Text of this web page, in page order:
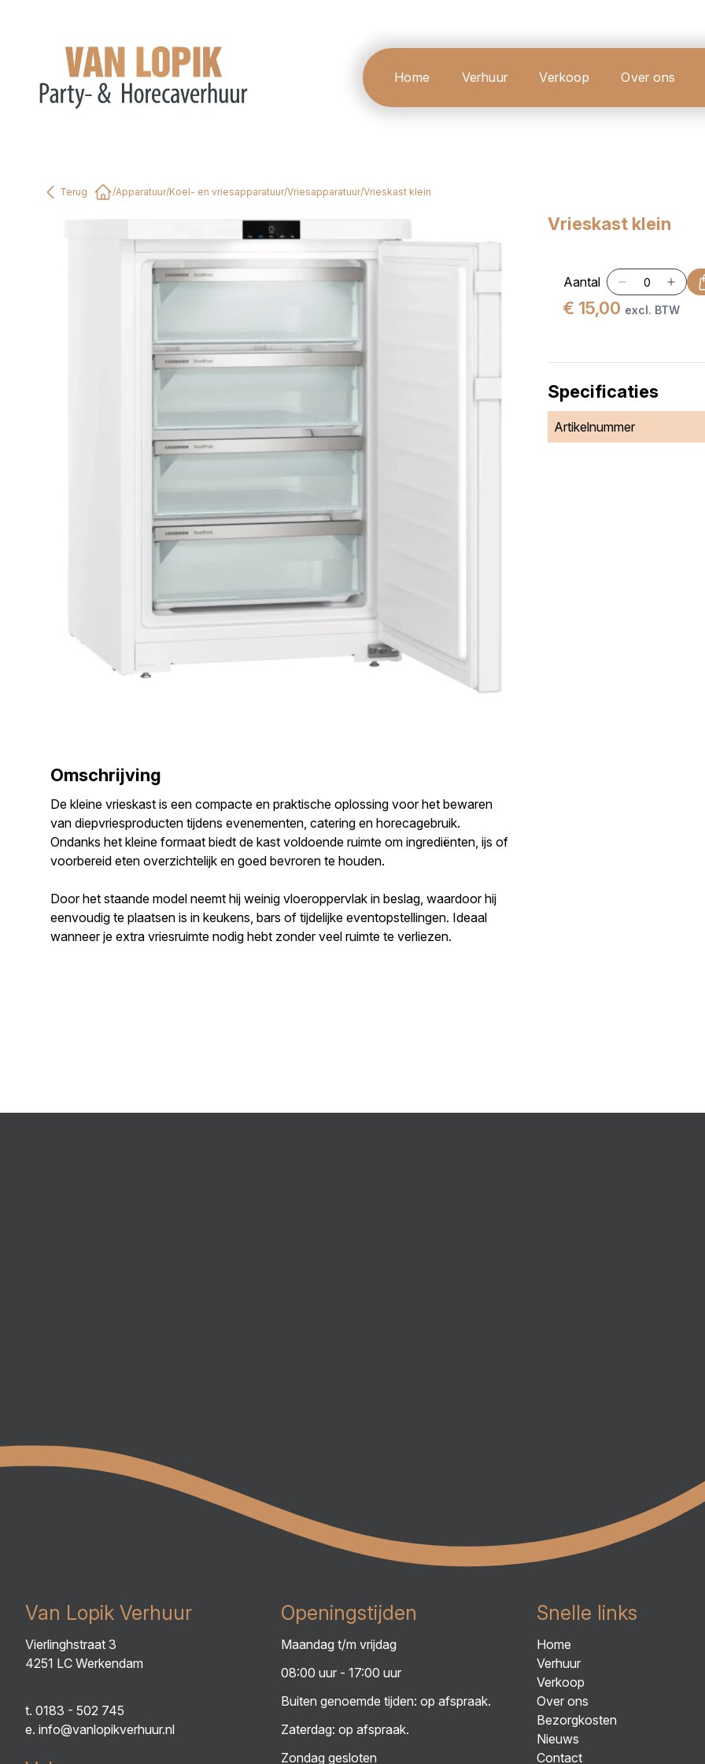
Home Verhuur Verkoop Over ons
Terug
/Apparatuur/Koel- en vriesapparatuur/Vriesapparatuur/Vrieskast klein
Omschrijving
De kleine vrieskast is een compacte en praktische oplossing voor het bewaren
van diepvriesproducten tijdens evenementen, catering en horecagebruik.
Ondanks het kleine formaat biedt de kast voldoende ruimte om ingrediënten, ijs of
voorbereid eten overzichtelijk en goed bevroren te houden.
Door het staande model neemt hij weinig vloeroppervlak in beslag, waardoor hij
eenvoudig te plaatsen is in keukens, bars of tijdelijke eventopstellingen. Ideaal
wanneer je extra vriesruimte nodig hebt zonder veel ruimte te verliezen.
Vrieskast klein
Aantal
€ 15,00 excl. BTW
Specificaties
Artikelnummer
Van Lopik Verhuur
Vierlinghstraat 3
4251 LC Werkendam
t. 0183 - 502 745
e. info@vanlopikverhuur.nl
Openingstijden
Maandag t/m vrijdag
08:00 uur - 17:00 uur
Buiten genoemde tijden: op afspraak.
Zaterdag: op afspraak.
Zondag gesloten
Snelle links
Home
Verhuur
Verkoop
Over ons
Bezorgkosten
Nieuws
Contact